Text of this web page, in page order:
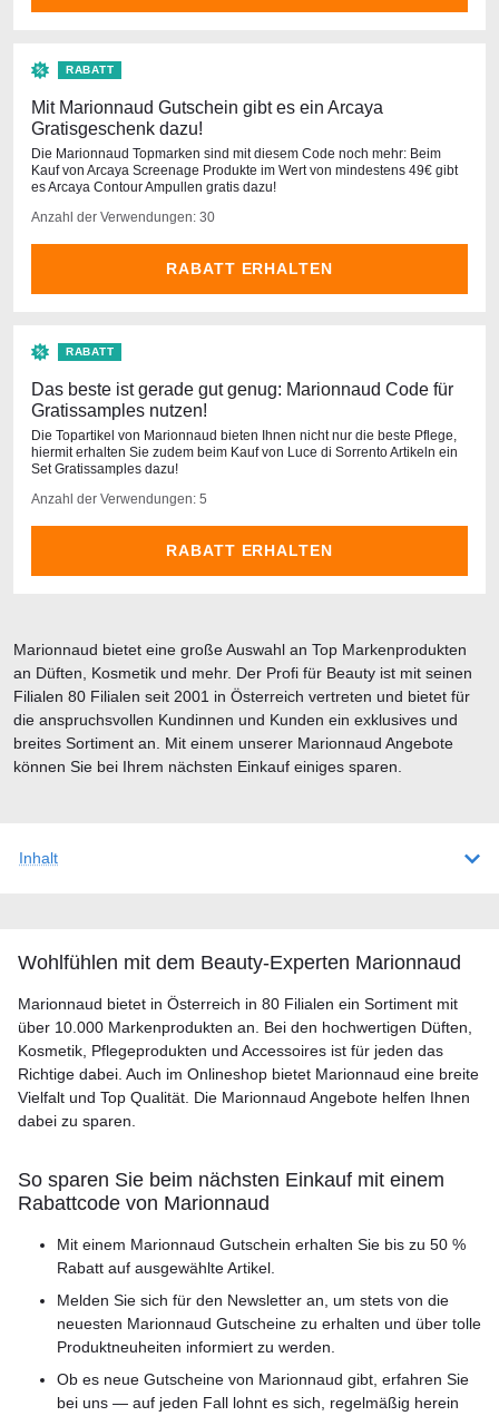
RABATT
Mit Marionnaud Gutschein gibt es ein Arcaya
Gratisgeschenk dazu!
Die Marionnaud Topmarken sind mit diesem Code noch mehr: Beim
Kauf von Arcaya Screenage Produkte im Wert von mindestens 49€ gibt
es Arcaya Contour Ampullen gratis dazu!
Anzahl der Verwendungen: 30
RABATT ERHALTEN
RABATT
Das beste ist gerade gut genug: Marionnaud Code für
Gratissamples nutzen!
Die Topartikel von Marionnaud bieten Ihnen nicht nur die beste Pflege,
hiermit erhalten Sie zudem beim Kauf von Luce di Sorrento Artikeln ein
Set Gratissamples dazu!
Anzahl der Verwendungen: 5
RABATT ERHALTEN
Inhalt
Wohlfühlen mit dem Beauty-Experten Marionnaud
Marionnaud bietet in Österreich in 80 Filialen ein Sortiment mit
über 10.000 Markenprodukten an. Bei den hochwertigen Düften,
Kosmetik, Pflegeprodukten und Accessoires ist für jeden das
Richtige dabei. Auch im Onlineshop bietet Marionnaud eine breite
Vielfalt und Top Qualität. Die Marionnaud Angebote helfen Ihnen
dabei zu sparen.
So sparen Sie beim nächsten Einkauf mit einem
Rabattcode von Marionnaud
Mit einem Marionnaud Gutschein erhalten Sie bis zu 50 %
Rabatt auf ausgewählte Artikel.
Melden Sie sich für den Newsletter an, um stets von die
neuesten Marionnaud Gutscheine zu erhalten und über tolle
Produktneuheiten informiert zu werden.
Ob es neue Gutscheine von Marionnaud gibt, erfahren Sie
bei uns — auf jeden Fall lohnt es sich, regelmäßig herein
Marionnaud bietet eine große Auswahl an Top Markenprodukten
an Düften, Kosmetik und mehr. Der Profi für Beauty ist mit seinen
Filialen 80 Filialen seit 2001 in Österreich vertreten und bietet für
die anspruchsvollen Kundinnen und Kunden ein exklusives und
breites Sortiment an. Mit einem unserer Marionnaud Angebote
können Sie bei Ihrem nächsten Einkauf einiges sparen.